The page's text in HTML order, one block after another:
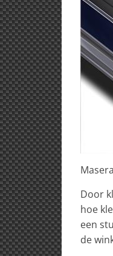
Door
hoe
een
de